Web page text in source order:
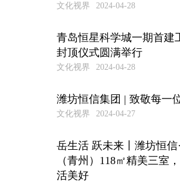
文化视界 2024-04-28
青岛恒星科学城一期首建
封顶仪式圆满举行
文化视界 2024-04-28
潍坊恒信集团 | 致敬每一
文化视界 2024-04-27
岳生活 跃未来丨潍坊恒信
（青州）118㎡精美三室
活美好